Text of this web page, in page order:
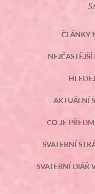
ČLÁNKY
AKTUÁLNÍ
CO JE
SVATEBNÍ
SVATEBNÍ DIÁŘ